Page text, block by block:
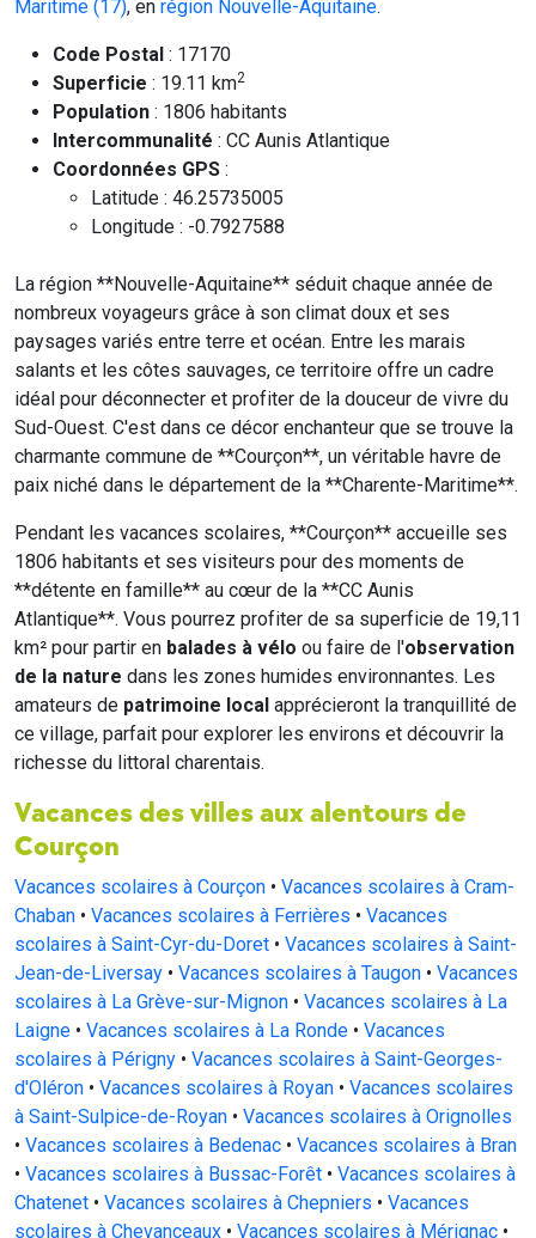
Maritime (17), en région Nouvelle-Aquitaine.
Code Postal : 17170
Superficie : 19.11 km2
Population : 1806 habitants
Intercommunalité : CC Aunis Atlantique
Coordonnées GPS :
Latitude : 46.25735005
Longitude : -0.7927588
La région **Nouvelle-Aquitaine** séduit chaque année de
nombreux voyageurs grâce à son climat doux et ses
paysages variés entre terre et océan. Entre les marais
salants et les côtes sauvages, ce territoire offre un cadre
idéal pour déconnecter et profiter de la douceur de vivre du
Sud-Ouest. C'est dans ce décor enchanteur que se trouve la
charmante commune de **Courçon**, un véritable havre de
paix niché dans le département de la **Charente-Maritime**.
Pendant les vacances scolaires, **Courçon** accueille ses
1806 habitants et ses visiteurs pour des moments de
**détente en famille** au cœur de la **CC Aunis
Atlantique**. Vous pourrez profiter de sa superficie de 19,11
km² pour partir en balades à vélo ou faire de l'observation
de la nature dans les zones humides environnantes. Les
amateurs de patrimoine local apprécieront la tranquillité de
ce village, parfait pour explorer les environs et découvrir la
richesse du littoral charentais.
Vacances des villes aux alentours de
Courçon
Vacances scolaires à Courçon • Vacances scolaires à Cram-
Chaban • Vacances scolaires à Ferrières • Vacances
scolaires à Saint-Cyr-du-Doret • Vacances scolaires à Saint-
Jean-de-Liversay • Vacances scolaires à Taugon • Vacances
scolaires à La Grève-sur-Mignon • Vacances scolaires à La
Laigne • Vacances scolaires à La Ronde • Vacances
scolaires à Périgny • Vacances scolaires à Saint-Georges-
d'Oléron • Vacances scolaires à Royan • Vacances scolaires
à Saint-Sulpice-de-Royan • Vacances scolaires à Orignolles
• Vacances scolaires à Bedenac • Vacances scolaires à Bran
• Vacances scolaires à Bussac-Forêt • Vacances scolaires à
Chatenet • Vacances scolaires à Chepniers • Vacances
scolaires à Chevanceaux • Vacances scolaires à Mérignac •